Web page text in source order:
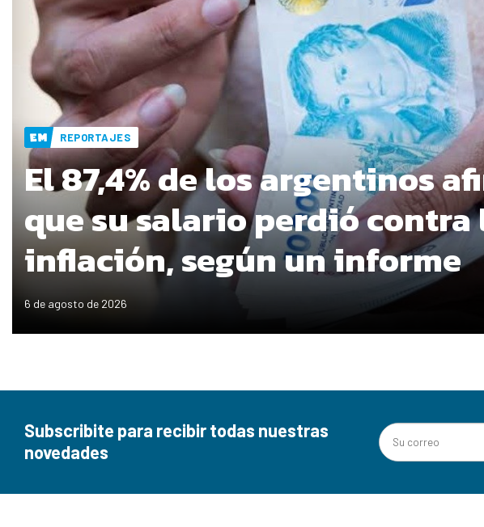
REPORTAJES
El 87,4% de los argentinos
que su salario perdió contra
inflación, según un informe
6 de agosto de 2026
Subscribite para recibir todas nuestras
novedades